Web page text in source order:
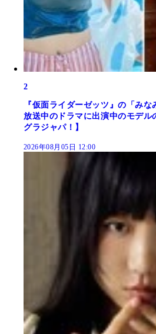
2
『仮面ライダーゼッツ』の「み
放送中のドラマに出演中のモデル
グラジャパ！】
2026年08月05日 12:00